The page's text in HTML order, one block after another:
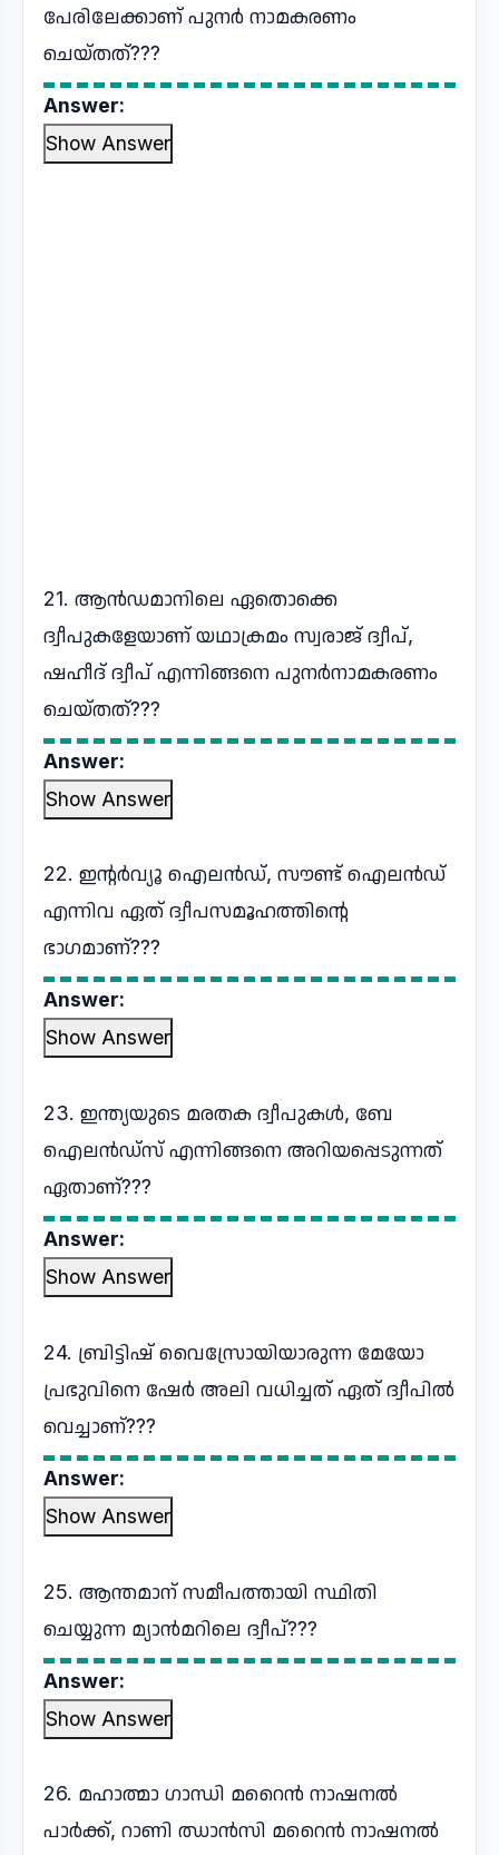
പേരിലേക്കാണ് പുനർ നാമകരണം
ചെയ്തത്???
Answer:
Show Answer
21. ആൻഡമാനിലെ ഏതൊക്കെ
ദ്വീപുകളേയാണ് യഥാക്രമം സ്വരാജ് ദ്വീപ്,
ഷഹീദ് ദ്വീപ് എന്നിങ്ങനെ പുനർനാമകരണം
ചെയ്തത്???
Answer:
Show Answer
22. ഇന്റർവ്യൂ ഐലൻഡ്, സൗണ്ട് ഐലൻഡ്
എന്നിവ ഏത് ദ്വീപസമൂഹത്തിന്റെ
ഭാഗമാണ്???
Answer:
Show Answer
23. ഇന്ത്യയുടെ മരതക ദ്വീപുകൾ, ബേ
ഐലൻഡ്സ് എന്നിങ്ങനെ അറിയപ്പെടുന്നത്
ഏതാണ്???
Answer:
Show Answer
24. ബ്രിട്ടിഷ് വൈസ്രോയിയാരുന്ന മേയോ
പ്രഭുവിനെ ഷേർ അലി വധിച്ചത് ഏത് ദ്വീപിൽ
വെച്ചാണ്???
Answer:
Show Answer
25. ആന്തമാന് സമീപത്തായി സ്ഥിതി
ചെയ്യുന്ന മ്യാൻമറിലെ ദ്വീപ്???
Answer:
Show Answer
26. മഹാത്മാ ഗാന്ധി മറൈൻ നാഷനൽ
പാർക്ക്, റാണി ഝാൻസി മറൈൻ നാഷനൽ